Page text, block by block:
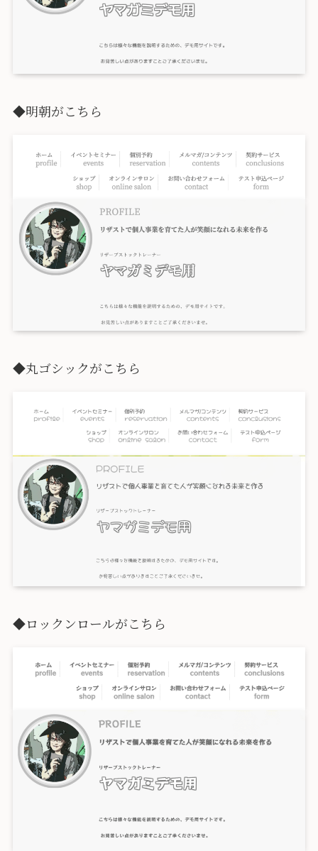
◆明朝がこちら
◆丸ゴシックがこちら
◆ロックンロールがこちら